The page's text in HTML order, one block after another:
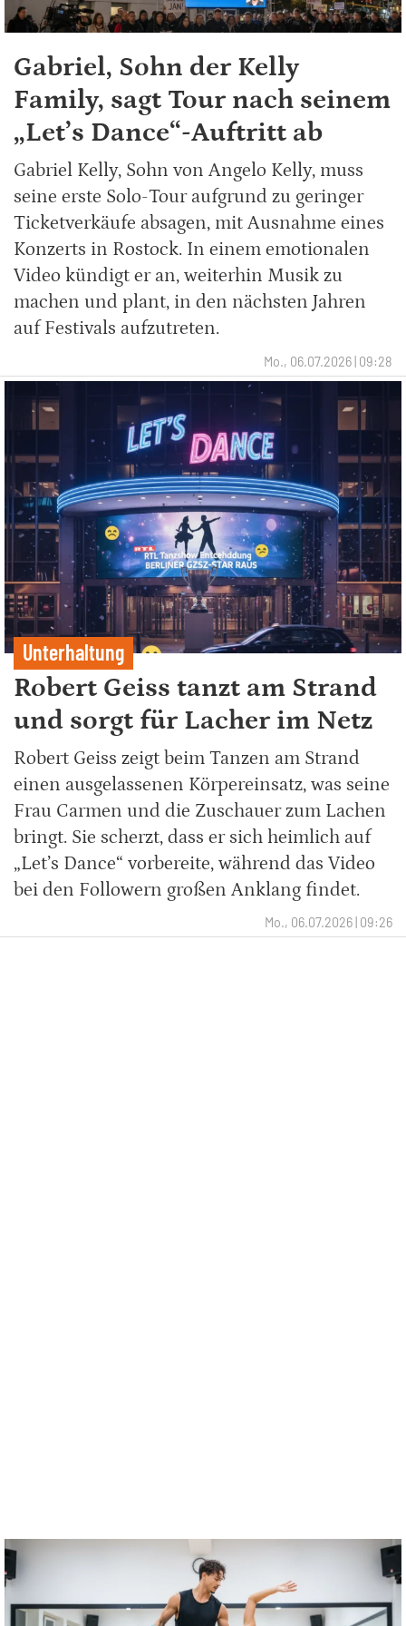
Gabriel, Sohn der Kelly
Family, sagt Tour nach seinem
„Let’s Dance“-Auftritt ab
Gabriel Kelly, Sohn von Angelo Kelly, muss
seine erste Solo-Tour aufgrund zu geringer
Ticketverkäufe absagen, mit Ausnahme eines
Konzerts in Rostock. In einem emotionalen
Video kündigt er an, weiterhin Musik zu
machen und plant, in den nächsten Jahren
auf Festivals aufzutreten.
Mo., 06.07.2026 | 09:28
Unterhaltung
Robert Geiss tanzt am Strand
und sorgt für Lacher im Netz
Robert Geiss zeigt beim Tanzen am Strand
einen ausgelassenen Körpereinsatz, was seine
Frau Carmen und die Zuschauer zum Lachen
bringt. Sie scherzt, dass er sich heimlich auf
„Let’s Dance“ vorbereite, während das Video
bei den Followern großen Anklang findet.
Mo., 06.07.2026 | 09:26